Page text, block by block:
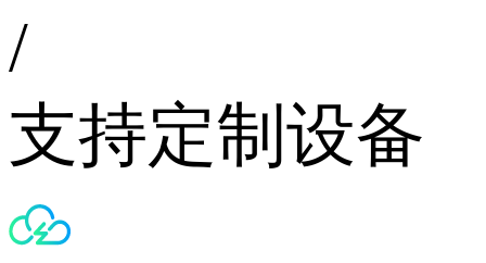
/
支持定制设备